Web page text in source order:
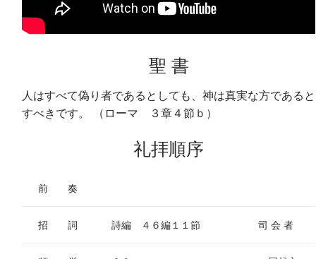
聖 書
人はすべて偽り者であるとしても、神は真実な方であると
すべきです。 （ローマ ３章４節ｂ）
礼拝順序
前 奏
招 詞 詩編 ４６編１１節 司 会 者